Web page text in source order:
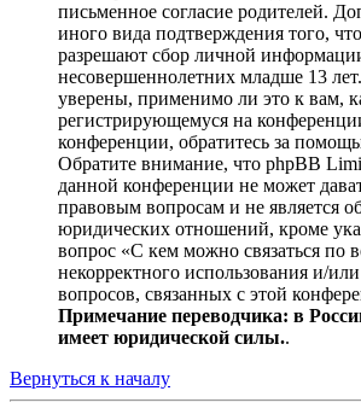
письменное согласие родителей.
иного вида подтверждения того,
разрешают сбор личной
несовершеннолетних младше 13
уверены, применимо ли это к вам,
регистрирующемуся на
конференции, обратитесь за
Обратите внимание, что phpBB
данной конференции не может
правовым вопросам и не является
юридических отношений, кроме
вопрос «С кем можно связаться по
некорректного использования и/
вопросов, связанных с этой
Примечание переводчика: в
имеет юридической силы..
Вернуться к началу